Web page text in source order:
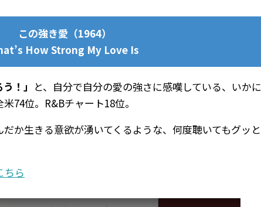
この強き愛（1964）
How Strong My Love Is
！」 と、自分で自分の愛の強さに感嘆している、いかに
74位。R&Bチャート18位。
か生きる意欲が湧いてくるような、何度聴いてもグッと
ちら